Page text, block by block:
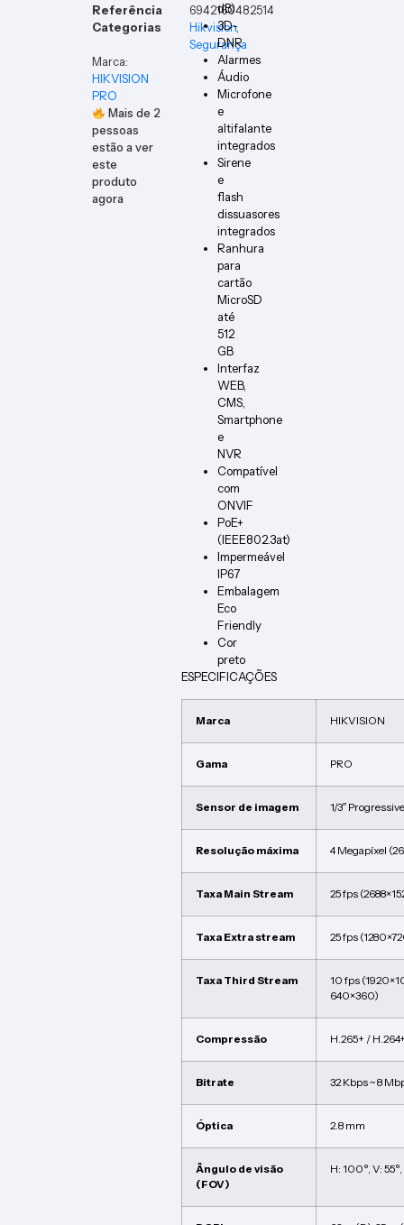
Referência
6942160482514
Categorias
Hikvision,
Segurança
Marca:
HIKVISION
PRO
Mais de 2
pessoas
estão a ver
este
produto
agora
dB)
3D-
DNR
Alarmes
Áudio
Microfone
e
altifalante
integrados
Sirene
e
flash
dissuasores
integrados
Ranhura
para
cartão
MicroSD
até
512
GB
Interfaz
WEB,
CMS,
Smartphone
e
NVR
Compatível
com
ONVIF
PoE+
(IEEE802.3at)
Impermeável
IP67
Embalagem
Eco
Friendly
Cor
preto
ESPECIFICAÇÕES
Marca HIKVISION
Gama PRO
Sensor de imagem 1/3″
Resolução máxima 4 Megapíxel
Taxa Main Stream 25 fps
Taxa Extra stream 25 fps
Taxa Third Stream
10 fps
640×360)
Compressão H.265+ /
Bitrate 32 Kbps ~ 8
Óptica 2.8 mm
Ângulo de visão
(FOV)
H: 100°, V: